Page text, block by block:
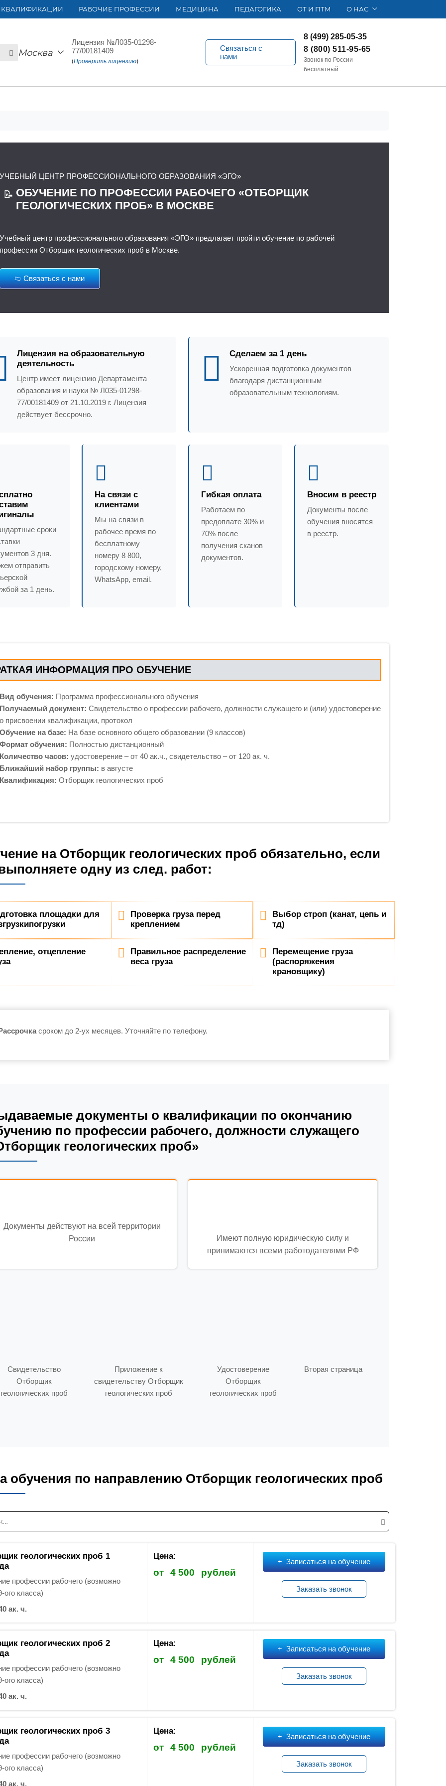
РАБОЧИЕ ПРОФЕССИИ МЕДИЦИНА ПЕДАГОГИКА ОТ И ПТМ О НАС
Москва
Лицензия №Л035-01298-
77/00181409
(Проверить лицензию)
Связаться с
нами
8 (499) 285-05-35
8 (800) 511-95-65
Звонок по России
бесплатный
УЧЕБНЫЙ ЦЕНТР ПРОФЕССИОНАЛЬНОГО ОБРАЗОВАНИЯ «ЭГО»
📝 ОБУЧЕНИЕ ПО ПРОФЕССИИ РАБОЧЕГО «ОТБОРЩИК
ГЕОЛОГИЧЕСКИХ ПРОБ» В МОСКВЕ
Учебный центр профессионального образования «ЭГО» предлагает пройти обучение по рабочей
профессии Отборщик геологических проб в Москве.
Связаться с нами
Лицензия на образовательную
деятельность
Центр имеет лицензию Департамента
образования и науки № Л035-01298-
77/00181409 от 21.10.2019 г. Лицензия
действует бессрочно.
Сделаем за 1 день
Ускоренная подготовка документов
благодаря дистанционным
образовательным технологиям.
сроки
3 дня.
отправить
за 1 день.
На связи с
клиентами
Мы на связи в
рабочее время по
бесплатному
номеру 8 800,
городскому номеру,
WhatsApp, email.
Гибкая оплата
Работаем по
предоплате 30% и
70% после
получения сканов
документов.
Вносим в реестр
Документы после
обучения вносятся
в реестр.
ИНФОРМАЦИЯ ПРО ОБУЧЕНИЕ
Вид обучения: Программа профессионального обучения
Получаемый документ: Свидетельство о профессии рабочего, должности служащего и (или) удостоверение
о присвоении квалификации, протокол
Обучение на базе: На базе основного общего образовании (9 классов)
Формат обучения: Полностью дистанционный
Количество часов: удостоверение – от 40 ак.ч., свидетельство – от 120 ак. ч.
Ближайший набор группы: в августе
Квалификация: Отборщик геологических проб
на Отборщик геологических проб обязательно, если
одну из след. работ:
площадки для
Проверка груза перед
креплением
Выбор строп (канат, цепь и
тд)
отцепление
Правильное распределение
веса груза
Перемещение груза
(распоряжения
крановщику)
сроком до 2-ух месяцев. Уточняйте по телефону.
документы о квалификации по окончанию
по профессии рабочего, должности служащего
геологических проб»
Документы действуют на всей территории
России
Имеют полную юридическую силу и
принимаются всеми работодателями РФ
Свидетельство
Отборщик
геологических проб
Приложение к
свидетельству Отборщик
геологических проб
Удостоверение
Отборщик
геологических проб
Вторая страница
обучения по направлению Отборщик геологических проб
геологических проб 1
профессии рабочего (возможно
ого класса)
ак. ч.
Цена:
от 4 500 рублей
Записаться на обучение
Заказать звонок
геологических проб 2
профессии рабочего (возможно
ого класса)
ак. ч.
Цена:
от 4 500 рублей
Записаться на обучение
Заказать звонок
геологических проб 3
профессии рабочего (возможно
ого класса)
ак. ч.
Цена:
от 4 500 рублей
Записаться на обучение
Заказать звонок